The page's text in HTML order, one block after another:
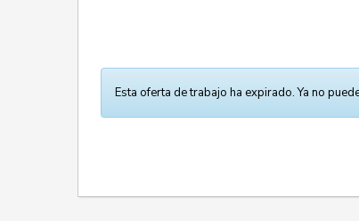
Esta oferta de trabajo ha expirado. Ya no